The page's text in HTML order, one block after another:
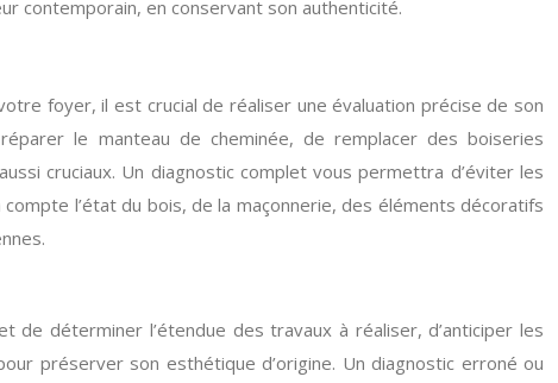
contemporain, en conservant son authenticité.
foyer, il est crucial de réaliser une évaluation précise de son
le manteau de cheminée, de remplacer des boiseries
cruciaux. Un diagnostic complet vous permettra d’éviter les
l’état du bois, de la maçonnerie, des éléments décoratifs
de déterminer l’étendue des travaux à réaliser, d’anticiper les
préserver son esthétique d’origine. Un diagnostic erroné ou